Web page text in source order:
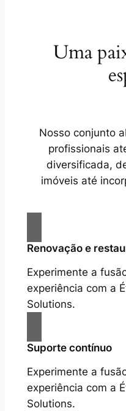
Uma
Nosso conjunto
profissionais
diversificada,
imóveis até
Renovação e
Experimente a
experiência com a
Solutions.
Suporte contínuo
Experimente a
experiência com a
Solutions.